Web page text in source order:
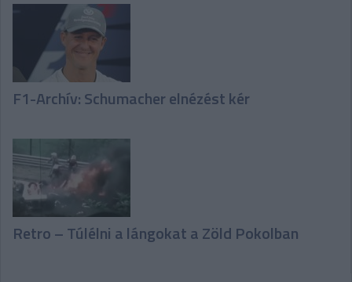
F1-Archív: Schumacher elnézést kér
Retro – Túlélni a lángokat a Zöld Pokolban